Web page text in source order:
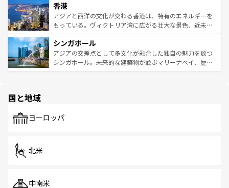
とつ。フォーやバインミー、ベトナムコーヒーなどは、ぜ
ひ現地で味わいたい。どの地域を訪れてもあたたかい人々
が旅行者を迎えてくれるので、きっと忘れられない旅にな
参照してほしい。
の活気が交差している。北部ではチェンマイなどの山岳地
帯で自然と触れ合い、南部ではプーケットやクラビの美し
いビーチでリゾート気分を楽しむことができる。タイ料理
激する。気候は一年中温暖で、どの季節にも異なる楽しみ
が待っている。親しみやすいタイの人々、仏教を中心とし
た文化、そして多様な観光資源が、訪れる旅人を魅了し続
香港
アジアと西洋の文化が交わる香港は、特有のエネルギーを
もっている。ヴィクトリア湾に広がる壮大な景色、近未来
み、どこを訪れても感動するはず。観光スポットが密集し
ており、効率よく見どころを回れるのも魅力。息をのむよ
うな絶景から文化的な体験まで、香港を存分に楽しみ尽く
シンガポール
アジアの交差点として多文化が融合した独自の魅力を放つ
シンガポール。未来的な建築物が並ぶマリーナベイ、歴史
で、ホーカーズは地元の風情を楽しめる外せないスポット
国と地域
ヨーロッパ
北米
中南米